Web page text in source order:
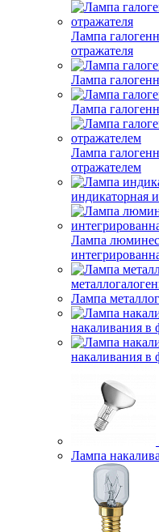
Лампа
отражателя
Лампа
Лампа
Лампа
отражателем
индикаторная
Лампа
Лампа
накаливания в
накаливания в
Лампа